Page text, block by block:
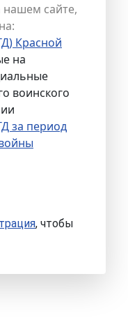
нашем сайте,
Красной
на
воинского
за период
, чтобы